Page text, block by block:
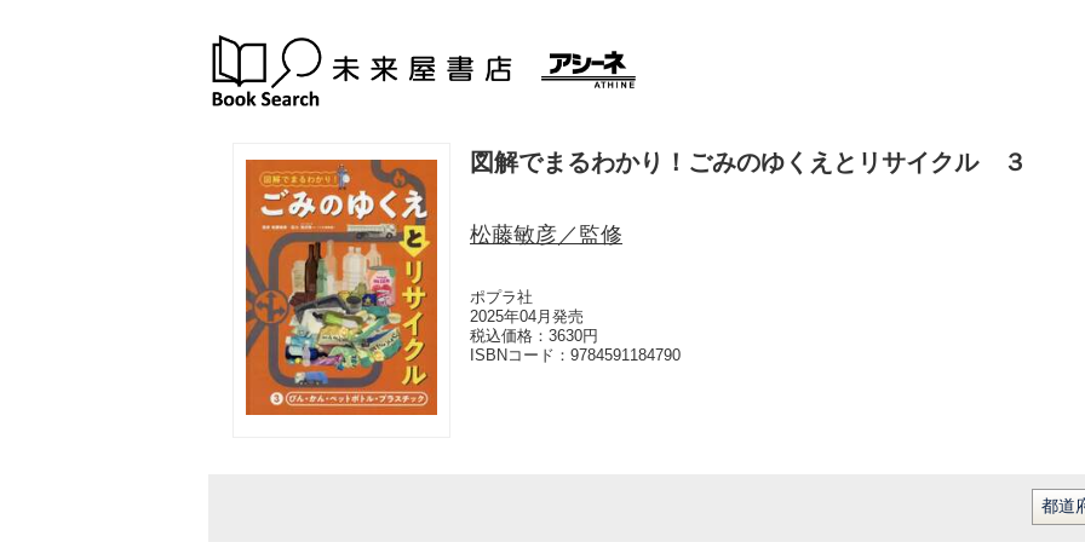
図解でまるわかり！ごみのゆくえとリサイクル ３
松藤敏彦／監修
ポプラ社
2025年04月発売
税込価格：3630円
ISBNコード： 9784591184790